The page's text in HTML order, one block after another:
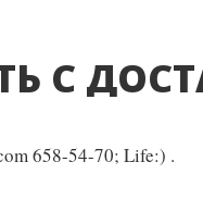
С
658-54-70; Life:) .